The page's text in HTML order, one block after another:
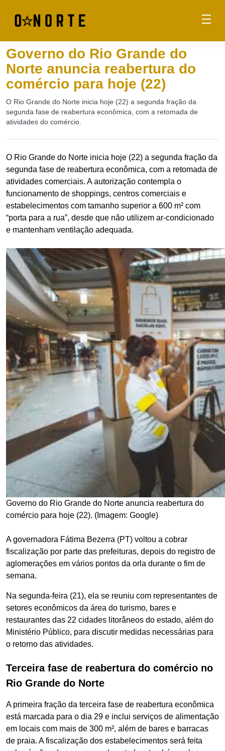
Governo do Rio Grande do
Norte anuncia reabertura do
comércio para hoje (22)
O Rio Grande do Norte inicia hoje (22) a segunda fração da
segunda fase de reabertura econômica, com a retomada de
atividades do comércio.
O Rio Grande do Norte inicia hoje (22) a segunda fração da
segunda fase de reabertura econômica, com a retomada de
atividades comerciais. A autorização contempla o
funcionamento de shoppings, centros comerciais e
estabelecimentos com tamanho superior a 600 m² com
“porta para a rua”, desde que não utilizem ar-condicionado
e mantenham ventilação adequada.
Governo do Rio Grande do Norte anuncia reabertura do
comércio para hoje (22). (Imagem: Google)
A governadora Fátima Bezerra (PT) voltou a cobrar
fiscalização por parte das prefeituras, depois do registro de
aglomerações em vários pontos da orla durante o fim de
semana.
Na segunda-feira (21), ela se reuniu com representantes de
setores econômicos da área do turismo, bares e
restaurantes das 22 cidades litorâneos do estado, além do
Ministério Público, para discutir medidas necessárias para
o retorno das atividades.
Terceira fase de reabertura do comércio no
Rio Grande do Norte
A primeira fração da terceira fase de reabertura econômica
está marcada para o dia 29 e inclui serviços de alimentação
em locais com mais de 300 m², além de bares e barracas
de praia. A fiscalização dos estabelecimentos será feita